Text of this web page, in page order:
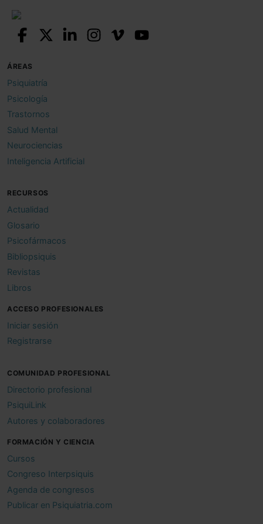
ÁREAS
Psiquiatría
Psicología
Trastornos
Salud Mental
Neurociencias
Inteligencia Artificial
RECURSOS
Actualidad
Glosario
Psicofármacos
Bibliopsiquis
Revistas
Libros
ACCESO PROFESIONALES
Iniciar sesión
Registrarse
COMUNIDAD PROFESIONAL
Directorio profesional
PsiquiLink
Autores y colaboradores
FORMACIÓN Y CIENCIA
Cursos
Congreso Interpsiquis
Agenda de congresos
Publicar en Psiquiatria.com